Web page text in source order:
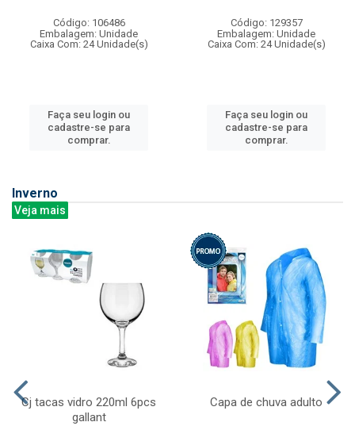
Código: 106486
Embalagem: Unidade
Caixa Com: 24 Unidade(s)
Faça seu login ou
cadastre-se para
comprar.
Código: 129357
Embalagem: Unidade
Caixa Com: 24 Unidade(s)
Faça seu login ou
cadastre-se para
comprar.
Inverno
Veja mais
Cj tacas vidro 220ml 6pcs
gallant
Capa de chuva adulto